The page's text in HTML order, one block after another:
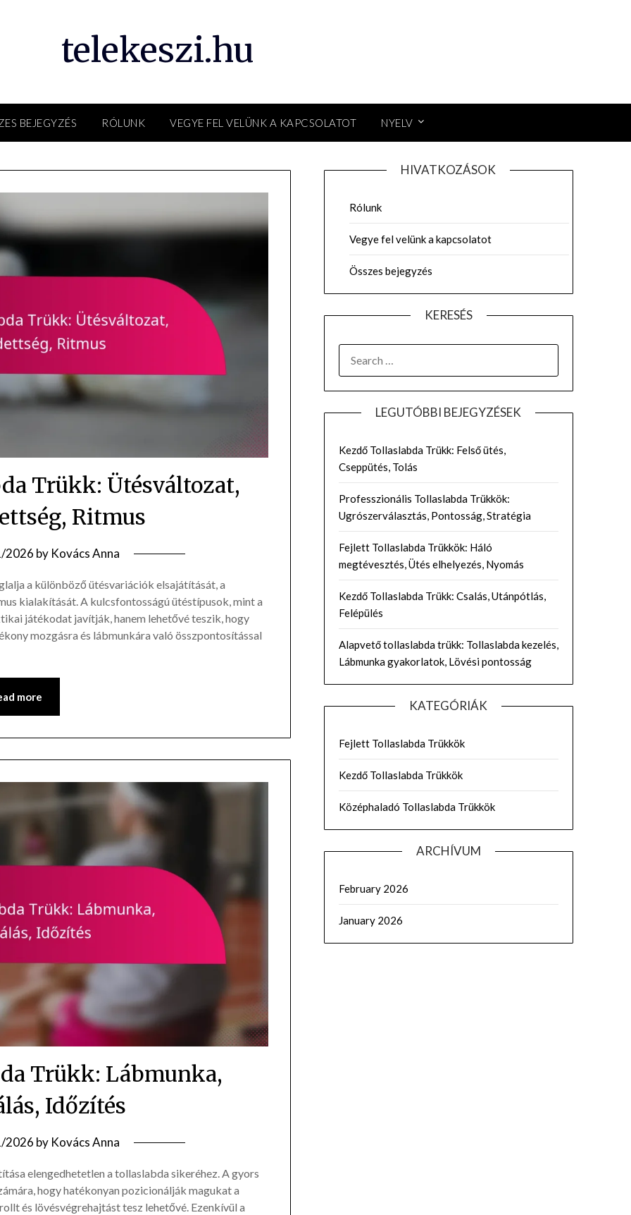
telekeszi.hu
BEJEGYZÉS RÓLUNK VEGYE FEL VELÜNK A KAPCSOLATOT NYELV
Trükk: Ütésváltozat,
Ritmus
2026 by Kovács Anna
a különböző ütésvariációk elsajátítását, a
kialakítását. A kulcsfontosságú ütéstípusok, mint a
játékodat javítják, hanem lehetővé teszik, hogy
mozgásra és lábmunkára való összpontosítással
more
Trükk: Lábmunka,
Időzítés
2026 by Kovács Anna
elengedhetetlen a tollaslabda sikeréhez. A gyors
hogy hatékonyan pozicionálják magukat a
és lövésvégrehajtást tesz lehetővé. Ezenkívül a
HIVATKOZÁSOK
Rólunk
Vegye fel velünk a kapcsolatot
Összes bejegyzés
KERESÉS
FOR:
LEGUTÓBBI BEJEGYZÉSEK
Kezdő Tollaslabda Trükk: Felső ütés,
Cseppütés, Tolás
Professzionális Tollaslabda Trükkök:
Ugrószerválasztás, Pontosság, Stratégia
Fejlett Tollaslabda Trükkök: Háló
megtévesztés, Ütés elhelyezés, Nyomás
Kezdő Tollaslabda Trükk: Csalás, Utánpótlás,
Felépülés
Alapvető tollaslabda trükk: Tollaslabda kezelés,
Lábmunka gyakorlatok, Lövési pontosság
KATEGÓRIÁK
Fejlett Tollaslabda Trükkök
Kezdő Tollaslabda Trükkök
Középhaladó Tollaslabda Trükkök
ARCHÍVUM
February 2026
January 2026